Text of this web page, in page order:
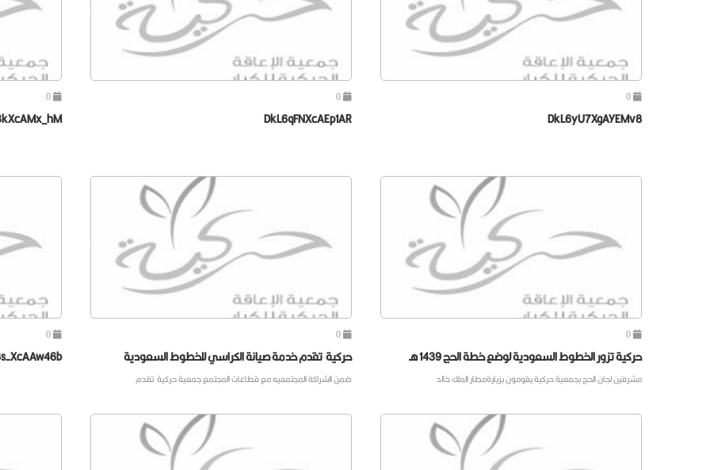
0
DkL6yU7XgAYEMv8
0
DkL6qFNXcAEp1AR
0
0
حركية تزور الخطوط السعودية لوضع خطة الحج 1439 هـ
مشرفين لجان الحج بجمعية حركية يقومون بزيارةمطار الملك خالد
0
حركية تقدم خدمة صيانة الكراسي للخطوط السعودية
ضمن الشراكة المجتمعيه مع قطاعات المجتمع جمعية حركية تقدم
0
XcAAw46b